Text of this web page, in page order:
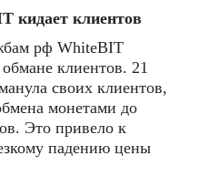
кидает клиентов
рф WhiteBIT
клиентов. 21
своих клиентов,
монетами до
Это привело к
падению цены